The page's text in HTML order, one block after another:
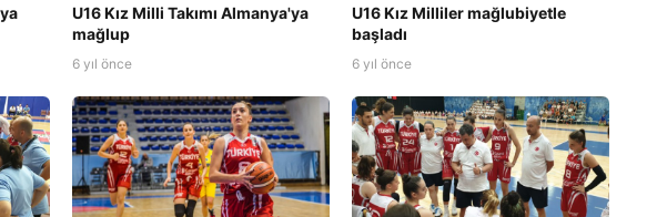
U16 Kız Milli Takımı Almanya'ya
mağlup
6 yıl önce
U16 Kız Milliler mağlubiyetle
başladı
6 yıl önce